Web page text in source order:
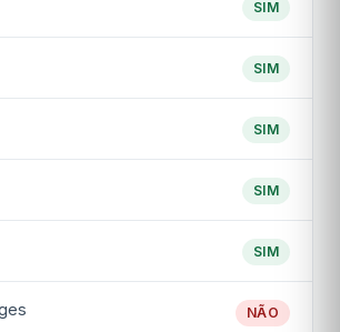
SIM
SIM
SIM
SIM
SIM
NÃO